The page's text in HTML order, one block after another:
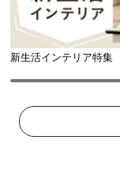
新生活インテリア特集